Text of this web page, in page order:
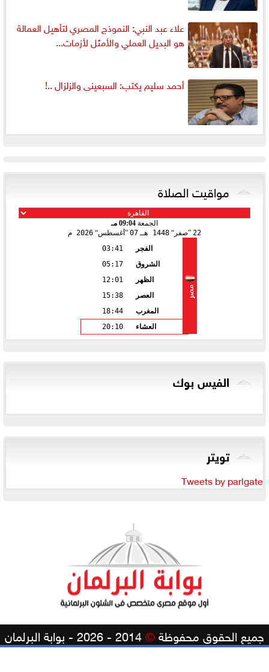
علاء عبد النبي: النموذج المصري لتأهيل العمالة
هو البديل العملي والأمثل لأزمات...
أحمد سليم يكتب: السبعينى والزلزال ..!
مواقيت الصلاة
الجمعة 09:04 مـ
22
صفر 1448 هـ 07 أغسطس 2026 م
مصر
الفجر
03:41
الشروق
05:17
الظهر
12:01
العصر
15:38
المغرب
18:44
العشاء
20:10
الفيس بوك
تويتر
Tweets by parlgate
جميع الحقوق محفوظة©